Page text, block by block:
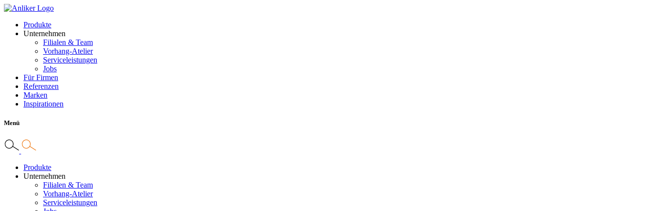
Produkte
Unternehmen
Filialen & Team
Vorhang-Atelier
Serviceleistungen
Jobs
Für Firmen
Referenzen
Marken
Inspirationen
Menü
Produkte
Unternehmen
Filialen & Team
Vorhang-Atelier
Serviceleistungen